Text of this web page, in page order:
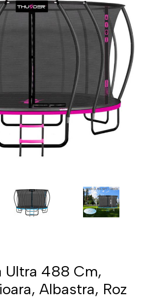
Ultra 488 Cm,
Albastra, Roz